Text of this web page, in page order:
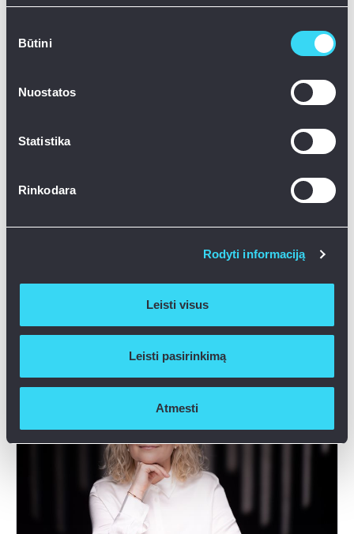
pasirinkimas
Būtini
Nuostatos
Statistika
Rinkodara
Rodyti informaciją
Leisti visus
Leisti pasirinkimą
Atmesti
„Röntgen“ dešimtmetis: kaip